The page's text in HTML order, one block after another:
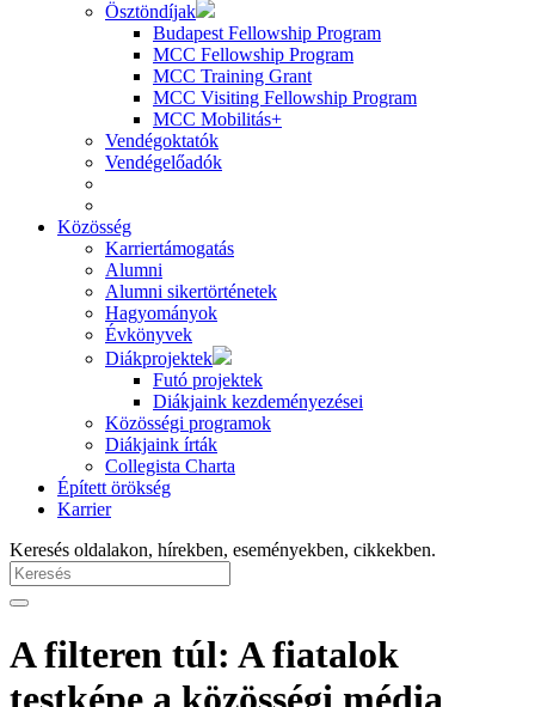
Ösztöndíjak
Budapest Fellowship Program
MCC Fellowship Program
MCC Training Grant
MCC Visiting Fellowship Program
MCC Mobilitás+
Vendégoktatók
Vendégelőadók
Közösség
Karriertámogatás
Alumni
Alumni sikertörténetek
Hagyományok
Évkönyvek
Diákprojektek
Futó projektek
Diákjaink kezdeményezései
Közösségi programok
Diákjaink írták
Collegista Charta
Épített örökség
Karrier
Keresés oldalakon, hírekben, eseményekben, cikkekben.
A filteren túl: A fiatalok